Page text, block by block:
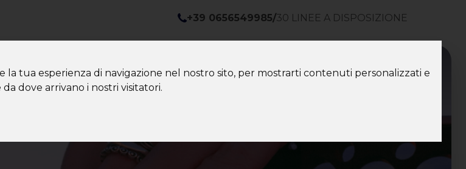
tua esperienza di navigazione nel nostro sito, per mostrarti contenuti personalizzati e
dove arrivano i nostri visitatori.
+39 0656549985/30 LINEE A DISPOSIZIONE